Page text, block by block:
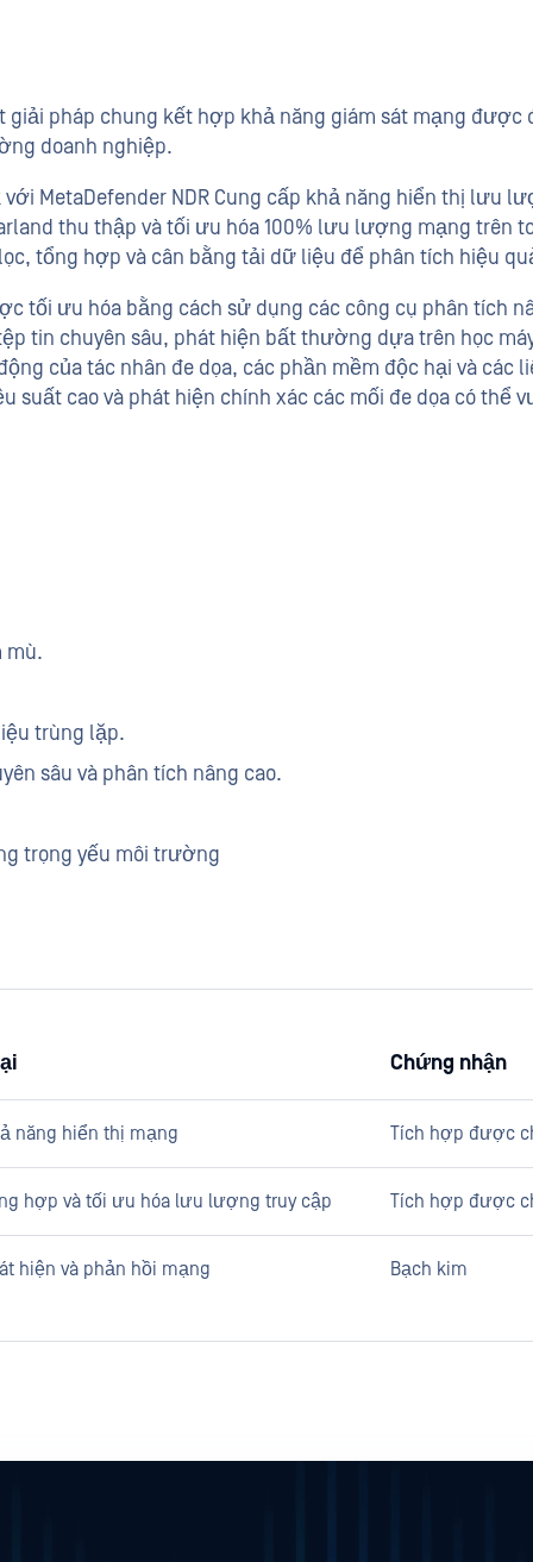
giải pháp chung kết hợp khả năng giám sát mạng được
doanh nghiệp.
MetaDefender NDR Cung cấp khả năng hiển thị lưu
thu thập và tối ưu hóa 100% lưu lượng mạng trên
tổng hợp và cân bằng tải dữ liệu để phân tích hiệu
tối ưu hóa bằng cách sử dụng các công cụ phân tích
tin chuyên sâu, phát hiện bất thường dựa trên học
của tác nhân đe dọa, các phần mềm độc hại và các
cao và phát hiện chính xác các mối đe dọa có thể
mù.
trùng lặp.
sâu và phân tích nâng cao.
trọng yếu môi trường
Chứng nhận
năng hiển thị mạng Tích hợp được
hợp và tối ưu hóa lưu lượng truy cập Tích hợp được
hiện và phản hồi mạng Bạch kim